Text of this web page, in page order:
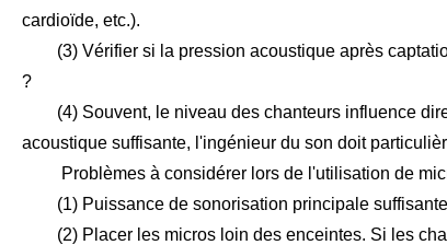
cardioïde, etc.).
(3) Vérifier si la pression acoustique après
?
(4) Souvent, le niveau des chanteurs influence
acoustique suffisante, l'ingénieur du son doit
Problèmes à considérer lors de l'utilisation de
(1) Puissance de sonorisation principale
(2) Placer les micros loin des enceintes. Si les